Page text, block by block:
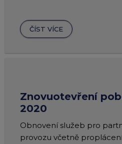
ČÍST VÍCE
Znovuotevření
2020
Obnovení služeb pro
provozu včetně